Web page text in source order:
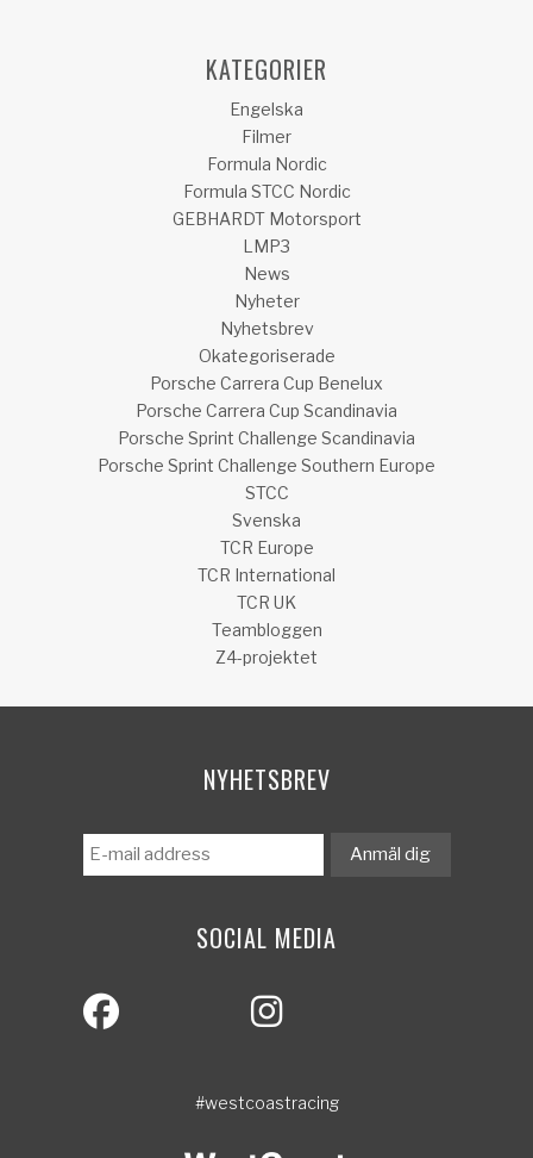
KATEGORIER
Engelska
Filmer
Formula Nordic
Formula STCC Nordic
GEBHARDT Motorsport
LMP3
News
Nyheter
Nyhetsbrev
Okategoriserade
Porsche Carrera Cup Benelux
Porsche Carrera Cup Scandinavia
Porsche Sprint Challenge Scandinavia
Porsche Sprint Challenge Southern Europe
STCC
Svenska
TCR Europe
TCR International
TCR UK
Teambloggen
Z4-projektet
NYHETSBREV
SOCIAL MEDIA
#westcoastracing